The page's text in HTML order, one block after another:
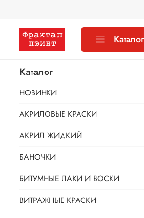
Каталог
Каталог
НОВИНКИ
АКРИЛОВЫЕ КРАСКИ
АКРИЛ ЖИДКИЙ
БАНОЧКИ
БИТУМНЫЕ ЛАКИ И ВОСКИ
ВИТРАЖНЫЕ КРАСКИ